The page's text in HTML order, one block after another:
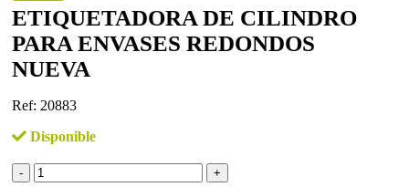
ETIQUETADORA DE CILINDRO
PARA ENVASES REDONDOS
NUEVA
Ref: 20883
Disponible
ETIQUETADORA